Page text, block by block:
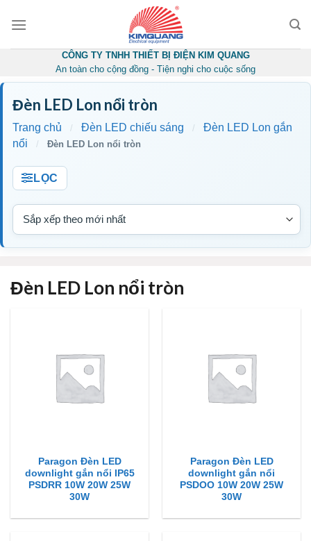
CÔNG TY TNHH THIẾT BỊ ĐIỆN KIM QUANG
An toàn cho cộng đồng - Tiện nghi cho cuộc sống
Đèn LED Lon nổi tròn
Trang chủ / Đèn LED chiếu sáng /
Đèn LED Lon gắn
nổi
/ Đèn LED Lon nổi tròn
LỌC
Đèn LED Lon nổi tròn
Paragon Đèn LED
downlight gắn nổi IP65
PSDRR 10W 20W 25W
30W
Paragon Đèn LED
downlight gắn nổi
PSDOO 10W 20W 25W
30W